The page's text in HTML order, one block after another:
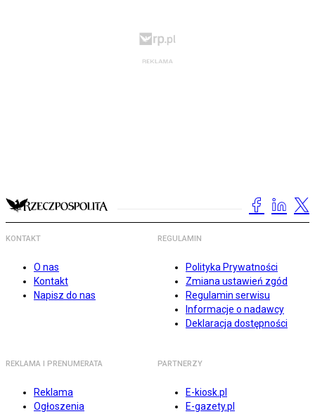
KONTAKT
O nas
Kontakt
Napisz do nas
REGULAMIN
Polityka Prywatności
Zmiana ustawień zgód
Regulamin serwisu
Informacje o nadawcy
Deklaracja dostępności
REKLAMA I PRENUMERATA
Reklama
Ogłoszenia
PARTNERZY
E-kiosk.pl
E-gazety.pl